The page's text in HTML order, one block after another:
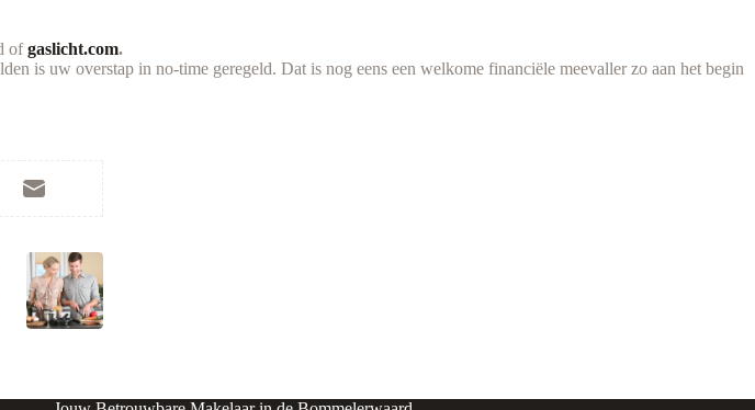
ofgaslicht.com.
is uw overstap in no-time geregeld. Dat is nog eens een welkome financiële meevaller zo aan het begin